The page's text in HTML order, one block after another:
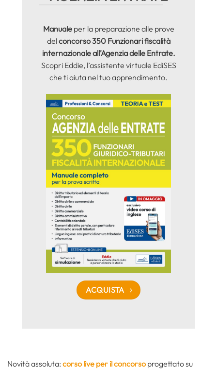
Manualeper la preparazione alle prove
delconcorso 350 Funzionari fiscalità
internazionale all’Agenzia delle Entrate.
Scopri Eddie, l’assistente virtuale EdiSES
che ti aiuta nel tuo apprendimento.
ACQUISTA
Novità assoluta: corso live per il concorso progettato su